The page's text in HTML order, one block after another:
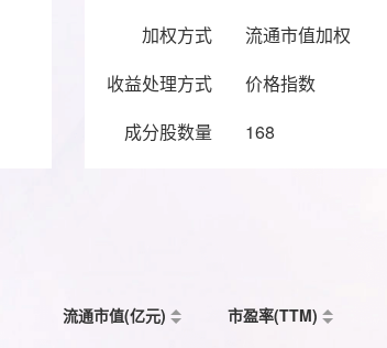
加权方式
流通市值加权
收益处理方式
价格指数
成分股数量
168
流通市值(亿元) 市盈率(TTM)